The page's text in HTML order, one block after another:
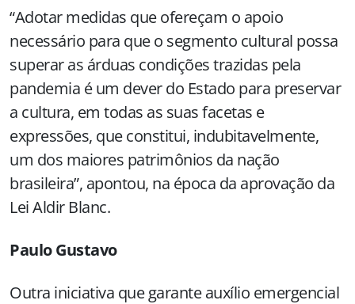
“Adotar medidas que ofereçam o apoio
necessário para que o segmento cultural possa
superar as árduas condições trazidas pela
pandemia é um dever do Estado para preservar
a cultura, em todas as suas facetas e
expressões, que constitui, indubitavelmente,
um dos maiores patrimônios da nação
brasileira”, apontou, na época da aprovação da
Lei Aldir Blanc.
Paulo Gustavo
Outra iniciativa que garante auxílio emergencial